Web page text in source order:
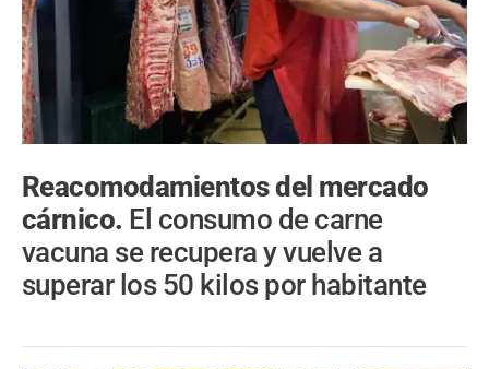
Reacomodamientos del mercado
cárnico. El consumo de carne
vacuna se recupera y vuelve a
superar los 50 kilos por habitante